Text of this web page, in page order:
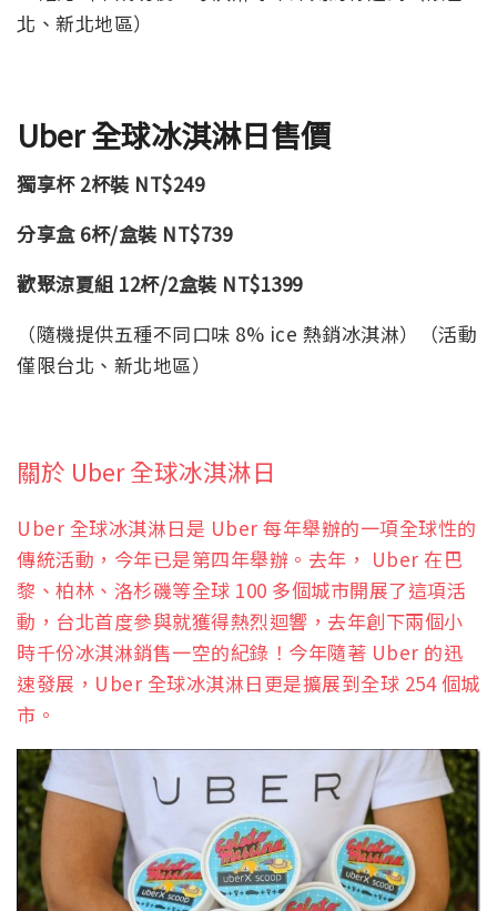
北、新北地區）
Uber 全球冰淇淋日售價
獨享杯 2杯裝 NT$249
分享盒 6杯/盒裝 NT$739
歡聚涼夏組 12杯/2盒裝 NT$1399
（隨機提供五種不同口味 8% ice 熱銷冰淇淋）（活動
僅限台北、新北地區）
關於 Uber 全球冰淇淋日
Uber 全球冰淇淋日是 Uber 每年舉辦的一項全球性的
傳統活動，今年已是第四年舉辦。去年， Uber 在巴
黎、柏林、洛杉磯等全球 100 多個城市開展了這項活
動，台北首度參與就獲得熱烈迴響，去年創下兩個小
時千份冰淇淋銷售一空的紀錄！今年隨著 Uber 的迅
速發展，Uber 全球冰淇淋日更是擴展到全球 254 個城
市。